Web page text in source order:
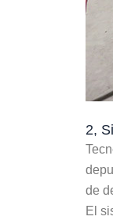
2,
de
El